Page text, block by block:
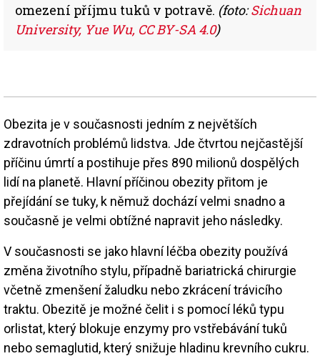
omezení příjmu tuků v potravě. (foto:Sichuan
University, Yue Wu, CC BY-SA 4.0)
Obezita je v současnosti jedním z největších
zdravotních problémů lidstva. Jde čtvrtou nejčastější
příčinu úmrtí a postihuje přes 890 milionů dospělých
lidí na planetě. Hlavní příčinou obezity přitom je
přejídání se tuky, k němuž dochází velmi snadno a
současně je velmi obtížné napravit jeho následky.
V současnosti se jako hlavní léčba obezity používá
změna životního stylu, případně bariatrická chirurgie
včetně zmenšení žaludku nebo zkrácení trávicího
traktu. Obezitě je možné čelit i s pomocí léků typu
orlistat, který blokuje enzymy pro vstřebávání tuků
nebo semaglutid, který snižuje hladinu krevního cukru.